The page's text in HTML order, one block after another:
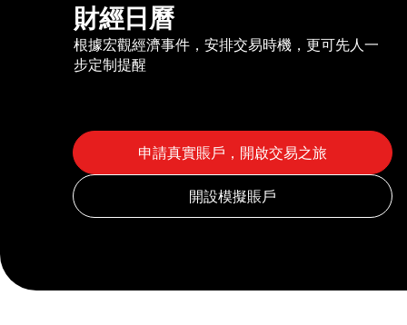
財經日曆
根據宏觀經濟事件，安排交易時機，更可先人一
步定制提醒